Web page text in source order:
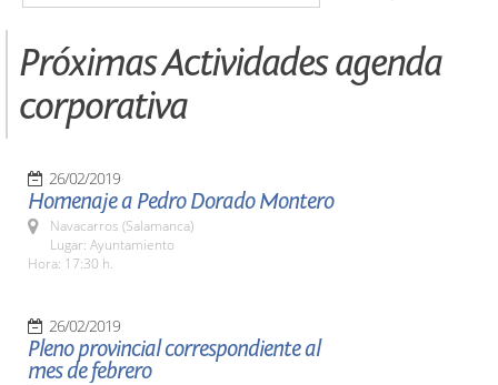
Próximas Actividades agenda
corporativa
26/02/2019
Homenaje a Pedro Dorado Montero
Navacarros (Salamanca)
Lugar: Ayuntamiento
Hora: 17:30 h.
26/02/2019
Pleno provincial correspondiente al
mes de febrero